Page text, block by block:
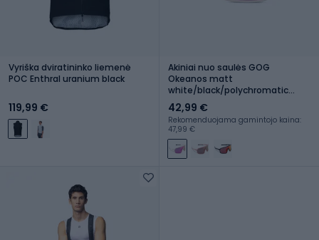
Vyriška dviratininko liemenė
POC Enthral uranium black
119,99 €
Akiniai nuo saulės GOG
Okeanos matt
white/black/polychromatic
purple-green
42,99 €
Rekomenduojama gamintojo kaina:
47,99 €